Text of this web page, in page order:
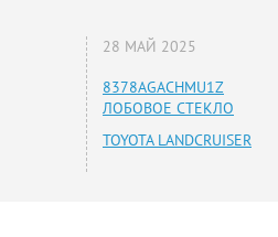
28 МАЙ 2025
8378AGACHMU1Z
ЛОБОВОЕ СТЕКЛО
TOYOTA LANDCRUISER